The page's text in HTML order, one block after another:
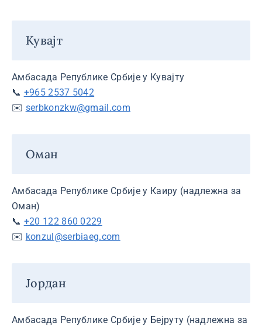
Кувајт
Амбасада Републике Србије у Кувајту
📞 +965 2537 5042
✉️ serbkonzkw@gmail.com
Оман
Амбасада Републике Србије у Каиру (надлежна за
Оман)
📞 +20 122 860 0229
✉️ konzul@serbiaeg.com
Јордан
Амбасада Републике Србије у Бејруту (надлежна за